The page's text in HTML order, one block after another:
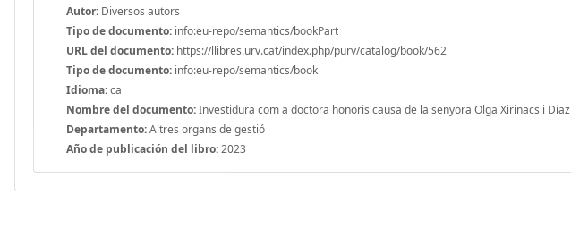
Autor: Diversos autors
Tipo de documento: info:eu-repo/semantics/bookPart
URL del documento: https://llibres.urv.cat/index.php/purv/catalog/book/562
Tipo de documento: info:eu-repo/semantics/book
Idioma:ca
Nombre del documento:Investidura com a doctora honoris causa de la senyora Olga Xirinacs i Díaz
Departamento:Altres organs de gestió
Año de publicación del libro:2023